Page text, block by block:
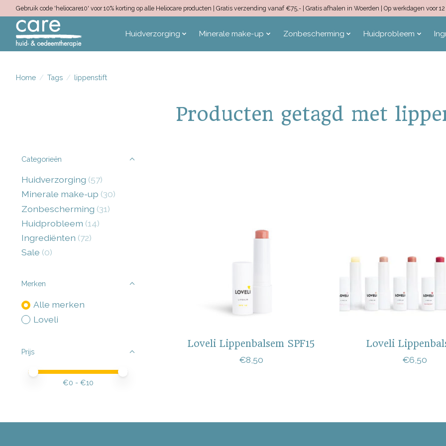
Gebruik code 'heliocare10' voor 10% korting op alle Heliocare producten | Gratis verzending vanaf €75,- | Gratis afhalen in Woerden | Op werkdagen voor
Huidverzorging Minerale make-up Zonbescherming Huidprobleem
Home / Tags / lippenstift
Producten getagd met
Categorieën
Huidverzorging (57)
Minerale make-up (30)
Zonbescherming (31)
Huidprobleem (14)
Ingrediënten (72)
Sale (0)
Merken
Alle merken
Loveli
Prijs
Minimale prijswaarde
Price maximum value
€0 - €10
Loveli Lippenbalsem SPF15
€8,50
Loveli
€6,50